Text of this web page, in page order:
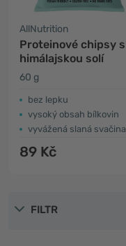
AllNutrition
Proteinové chipsy s
himálajskou solí
60 g
bez lepku
vysoký obsah bílkovin
vyvážená slaná svačina
89 Kč
FILTR